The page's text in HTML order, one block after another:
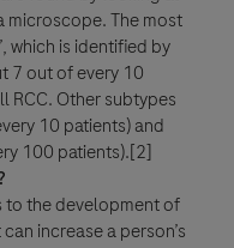
microscope. The most
’, which is identified by
7 out of every 10
RCC. Other subtypes
10 patients) and
100 patients).[2]
to the development of
increase a person’s